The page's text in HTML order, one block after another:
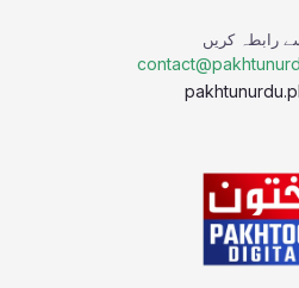
رابطہ کریں